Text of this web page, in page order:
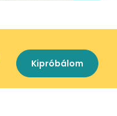
Kipróbálom